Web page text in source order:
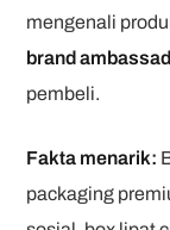
mengenali
brand
pembeli.
Fakta menarik:
packaging